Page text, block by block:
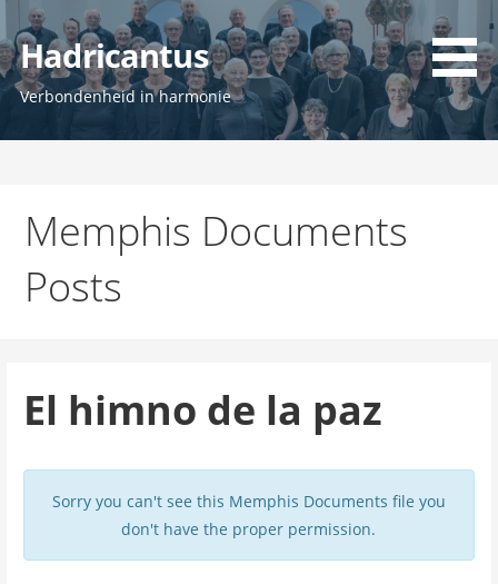
naar
de
inhoud
Hadricantus
Verbondenheid in harmonie
Memphis Documents
Posts
El himno de la paz
Sorry you can't see this Memphis Documents file you
don't have the proper permission.